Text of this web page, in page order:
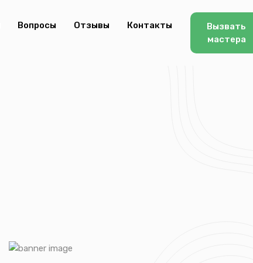
Вопросы Отзывы Контакты
Вызвать
мастера